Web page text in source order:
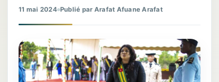
11 mai 2024 Publié par Arafat Afuane Arafat